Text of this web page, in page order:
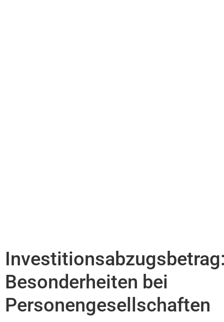
Besonderheiten bei
Personengesellschaften